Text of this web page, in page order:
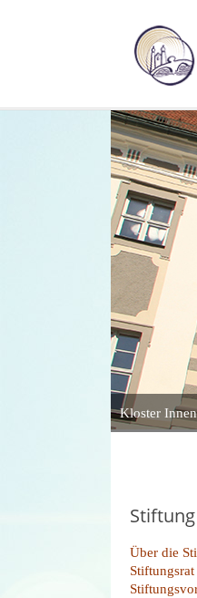
Kloster
Über die
Stiftungsrat